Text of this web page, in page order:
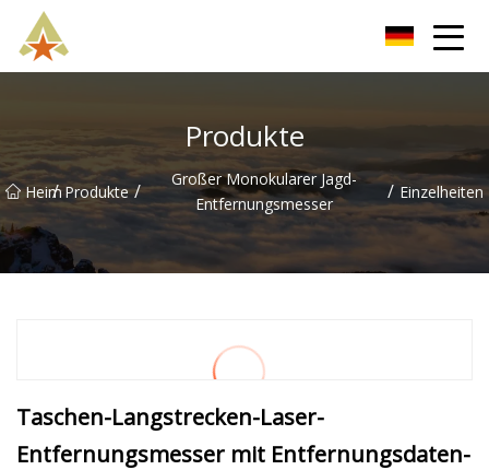
Produkte
Heim
/ Produkte /
Großer Monokularer Jagd-
Entfernungsmesser
/ Einzelheiten
Taschen-Langstrecken-Laser-
Entfernungsmesser mit Entfernungsdaten-